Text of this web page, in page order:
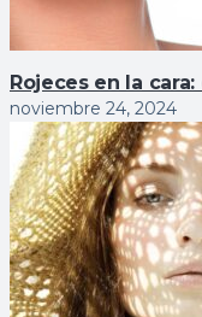
Rojeces en la
noviembre 24, 2024